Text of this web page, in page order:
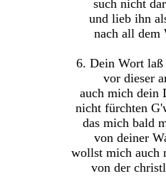
such nicht
und lieb ihn
nach all dem
6. Dein Wort laß
vor dieser
auch mich dein
nicht fürchten
das mich bald
von deiner
wollst mich auch
von der